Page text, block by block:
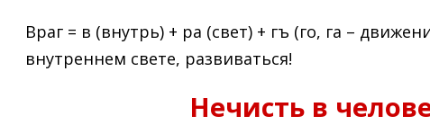
Враг = в (внутрь) + ра (свет) + гъ (го, га –
внутреннем свете, развиваться!
Нечисть в